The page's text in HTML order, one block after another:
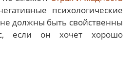
психологические
должны быть свойственны
если он хочет хорошо